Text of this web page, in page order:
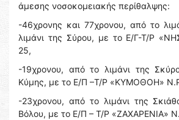
άμεσης νοσοκομειακής περίθαλψης:
-46χρονης και 77χρονου, από το
λιμάνι της Σύρου, με το Ε/Γ-Τ/Ρ
25,
-19χρονου, από το λιμάνι της
Κύμης, με το Ε/Π –Τ/Ρ «ΚΥΜΟΘΟΗ»
-23χρονου, από το λιμάνι της
Βόλου, με το Ε/Π – Τ/Ρ «ΖΑΧΑΡΕΝΙΑ»